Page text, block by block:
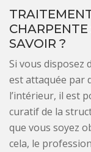
CHARPENTE
SAVOIR ?
Si vous disposez
est attaquée par
l’intérieur, il est
curatif de la
que vous soyez
cela, le